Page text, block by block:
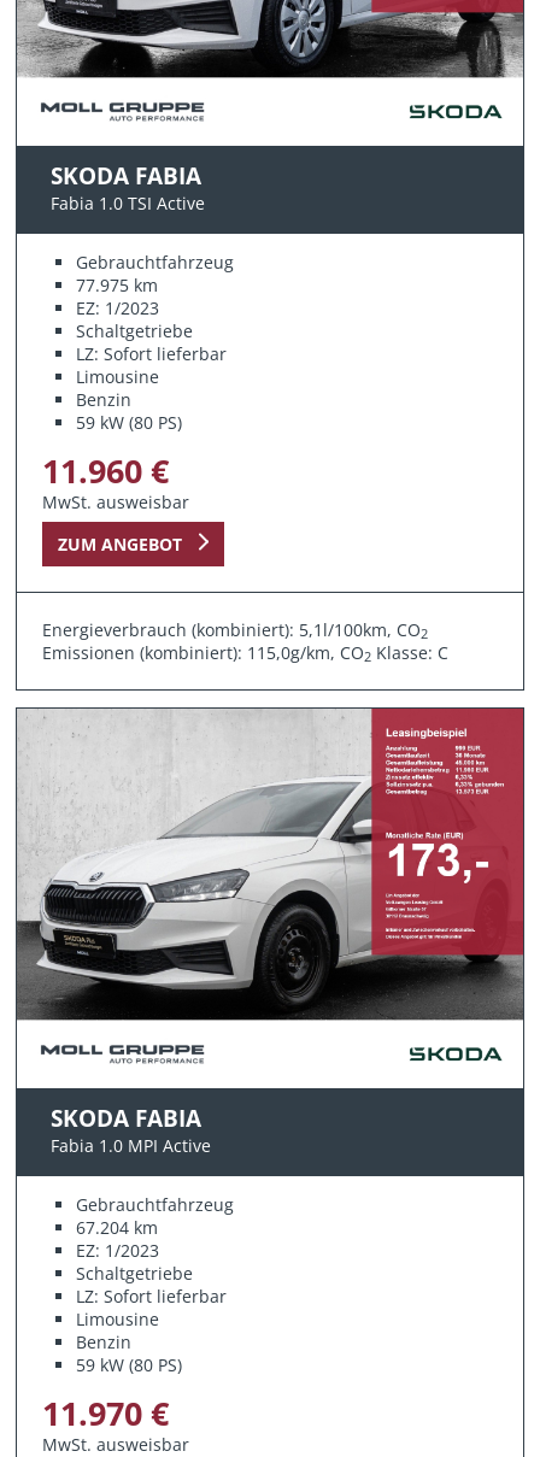
SKODA FABIA
Fabia 1.0 TSI Active
Gebrauchtfahrzeug
77.975 km
EZ: 1/2023
Schaltgetriebe
LZ: Sofort lieferbar
Limousine
Benzin
59 kW (80 PS)
11.960 €
MwSt. ausweisbar
ZUM ANGEBOT
Energieverbrauch (kombiniert): 5,1l/100km, CO2
Emissionen (kombiniert): 115,0g/km, CO2 Klasse: C
SKODA FABIA
Fabia 1.0 MPI Active
Gebrauchtfahrzeug
67.204 km
EZ: 1/2023
Schaltgetriebe
LZ: Sofort lieferbar
Limousine
Benzin
59 kW (80 PS)
11.970 €
MwSt. ausweisbar